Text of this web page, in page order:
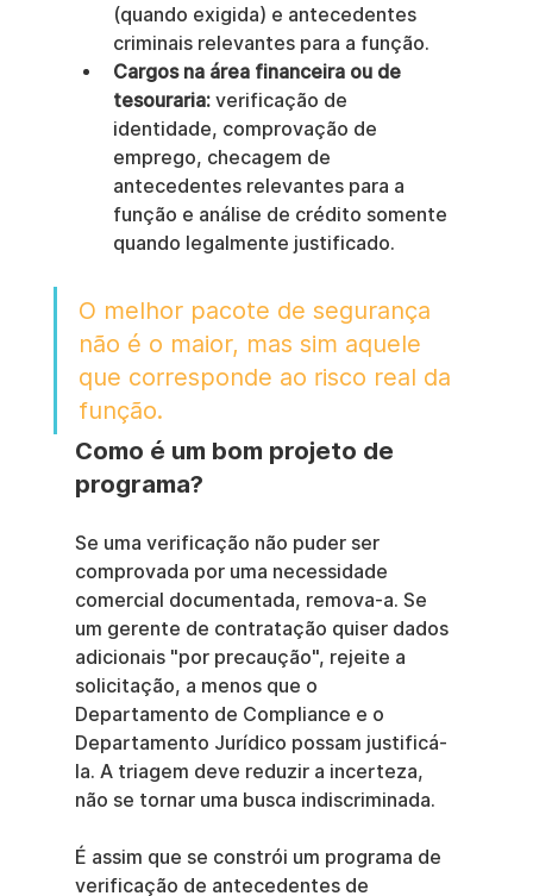
(quando exigida) e antecedentes
criminais relevantes para a função.
Cargos na área financeira ou de
tesouraria: verificação de
identidade, comprovação de
emprego, checagem de
antecedentes relevantes para a
função e análise de crédito somente
quando legalmente justificado.
O melhor pacote de segurança
não é o maior, mas sim aquele
que corresponde ao risco real da
função.
Como é um bom projeto de
programa?
Se uma verificação não puder ser
comprovada por uma necessidade
comercial documentada, remova-a. Se
um gerente de contratação quiser dados
adicionais "por precaução", rejeite a
solicitação, a menos que o
Departamento de Compliance e o
Departamento Jurídico possam justificá-
la. A triagem deve reduzir a incerteza,
não se tornar uma busca indiscriminada.
É assim que se constrói um programa de
verificação de antecedentes de